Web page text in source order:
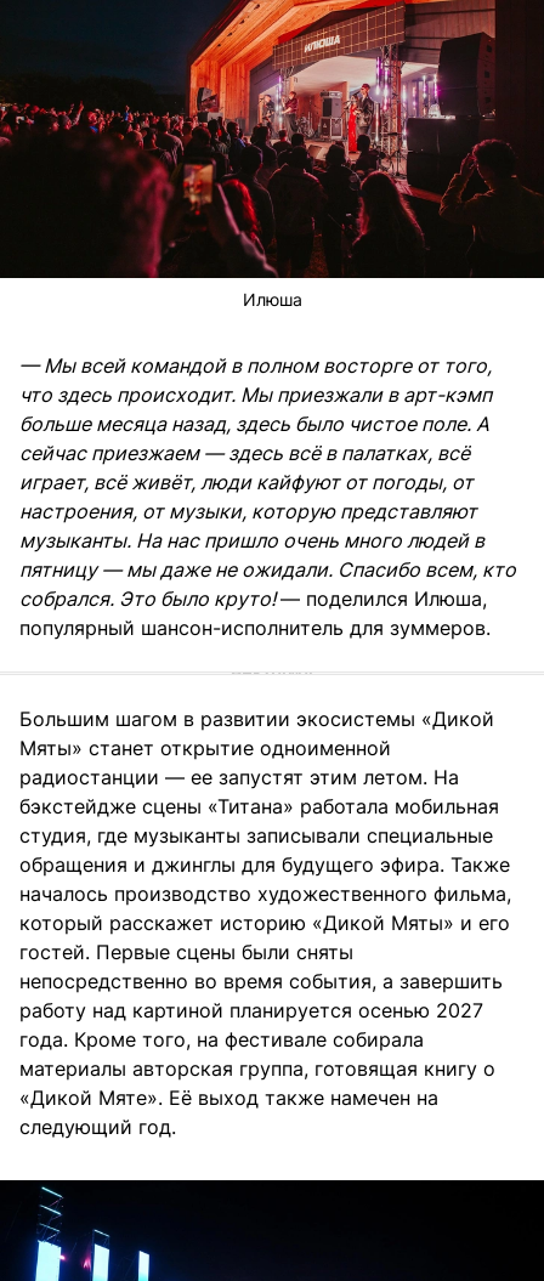
Илюша
— Мы всей командой в полном восторге от того,
что здесь происходит. Мы приезжали в арт-кэмп
больше месяца назад, здесь было чистое поле. А
сейчас приезжаем — здесь всё в палатках, всё
играет, всё живёт, люди кайфуют от погоды, от
настроения, от музыки, которую представляют
музыканты. На нас пришло очень много людей в
пятницу — мы даже не ожидали. Спасибо всем, кто
собрался. Это было круто!— поделился Илюша,
популярный шансон-исполнитель для зуммеров.
Большим шагом в развитии экосистемы «Дикой
Мяты» станет открытие одноименной
радиостанции — ее запустят этим летом. На
бэкстейдже сцены «Титана» работала мобильная
студия, где музыканты записывали специальные
обращения и джинглы для будущего эфира. Также
началось производство художественного фильма,
который расскажет историю «Дикой Мяты» и его
гостей. Первые сцены были сняты
непосредственно во время события, а завершить
работу над картиной планируется осенью 2027
года. Кроме того, на фестивале собирала
материалы авторская группа, готовящая книгу о
«Дикой Мяте». Её выход также намечен на
следующий год.